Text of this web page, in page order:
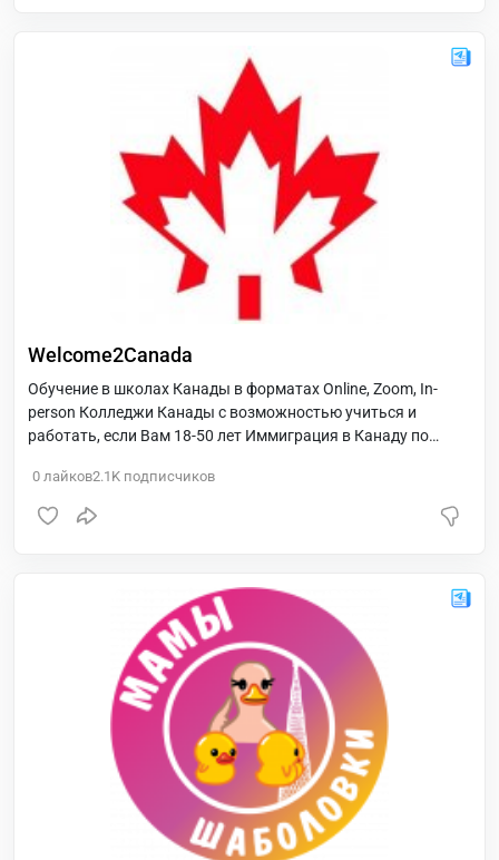
Welcome2Canada
Обучение в школах Канады в форматах Online, Zoom, In-
person Колледжи Канады с возможностью учиться и
работать, если Вам 18-50 лет Иммиграция в Канаду по
0 лайков2.1K подписчиков